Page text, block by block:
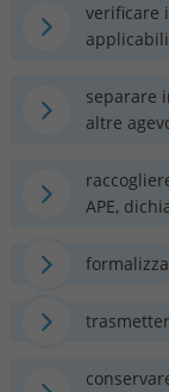
verificare
separare
altre
APE,